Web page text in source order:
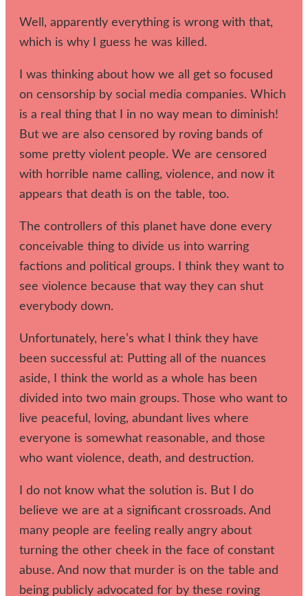
Well, apparently everything is wrong with that,
which is why I guess he was killed.
I was thinking about how we all get so focused
on censorship by social media companies. Which
is a real thing that I in no way mean to diminish!
But we are also censored by roving bands of
some pretty violent people. We are censored
with horrible name calling, violence, and now it
appears that death is on the table, too.
The controllers of this planet have done every
conceivable thing to divide us into warring
factions and political groups. I think they want to
see violence because that way they can shut
everybody down.
Unfortunately, here’s what I think they have
been successful at: Putting all of the nuances
aside, I think the world as a whole has been
divided into two main groups. Those who want to
live peaceful, loving, abundant lives where
everyone is somewhat reasonable, and those
who want violence, death, and destruction.
I do not know what the solution is. But I do
believe we are at a significant crossroads. And
many people are feeling really angry about
turning the other cheek in the face of constant
abuse. And now that murder is on the table and
being publicly advocated for by these roving